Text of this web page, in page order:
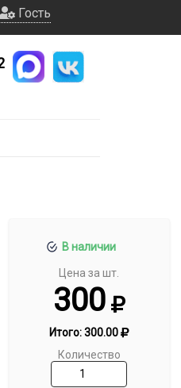
Гость
В наличии
Цена за шт.
300
Итого:300.00
Количество